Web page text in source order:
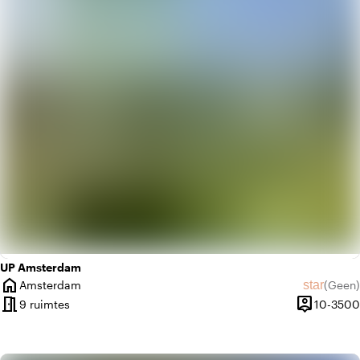
UP Amsterdam
home
Plaats
Amsterdam star(Geen)
Geen
meeting_room9 ruimtes person_pin
Capaciteit
10-3500
Industrieel